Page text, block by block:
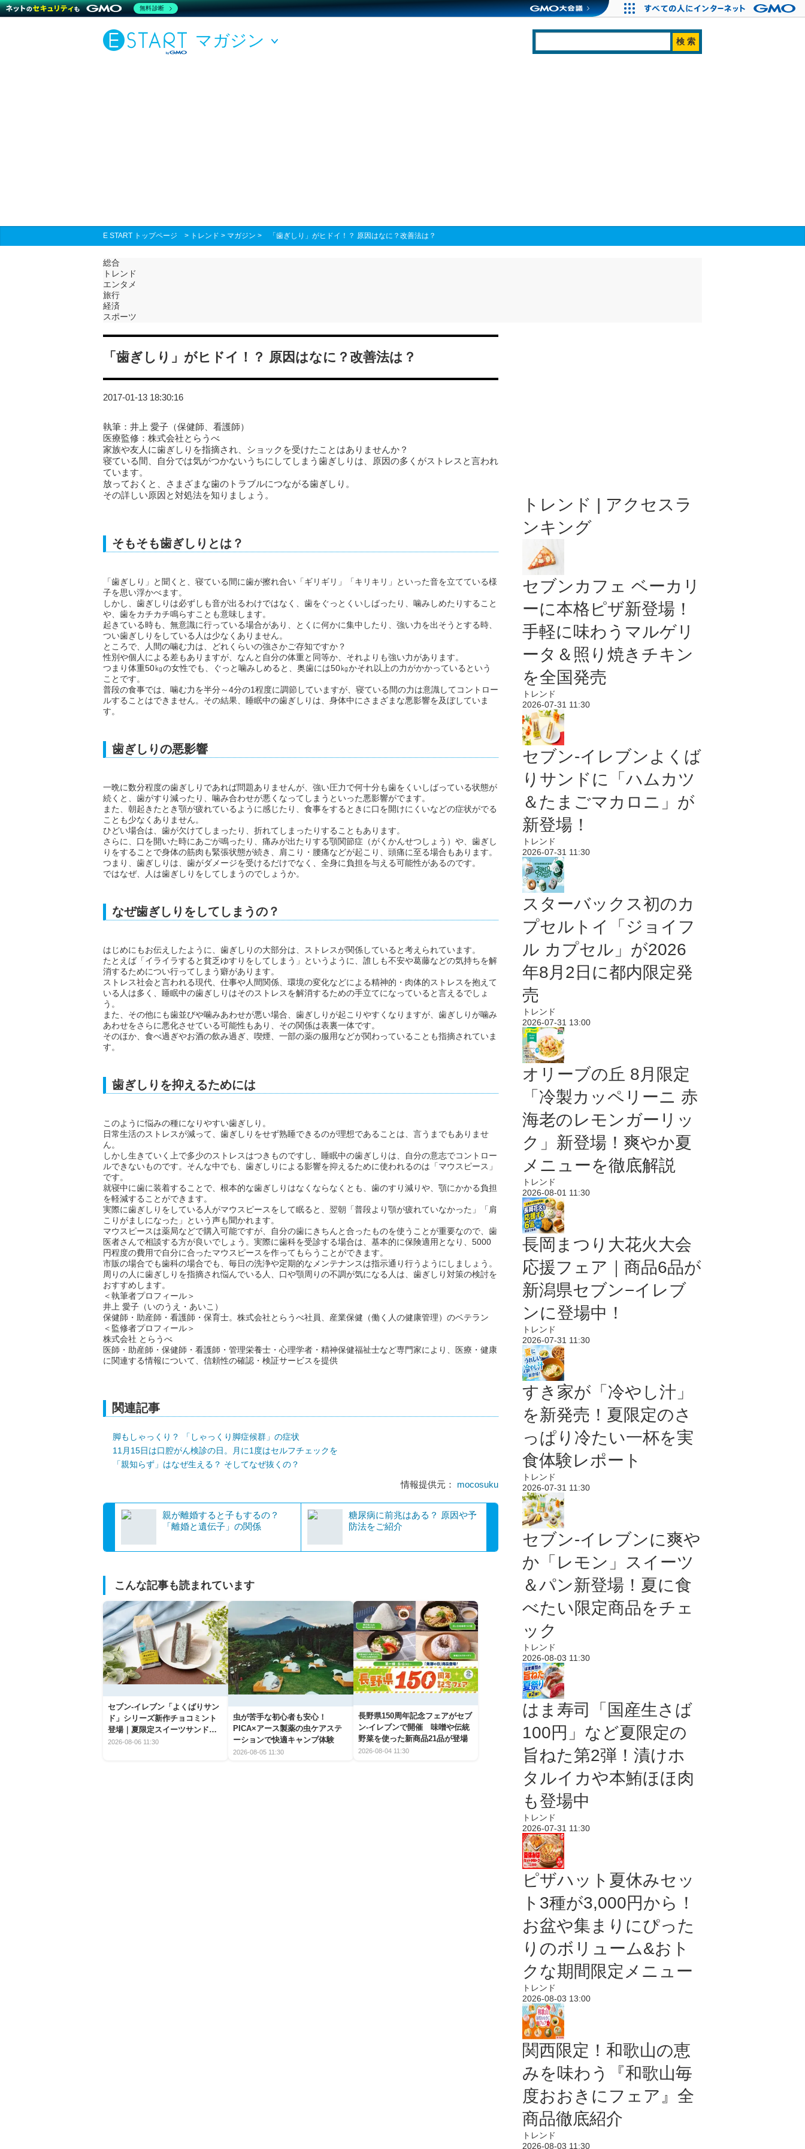
マガジン
E START トップページ > トレンド > マガジン > 「歯ぎしり」がヒドイ！？ 原因はなに？改善法は？
総合
トレンド
エンタメ
旅行
経済
スポーツ
「歯ぎしり」がヒドイ！？ 原因はなに？改善法は？
2017-01-13 18:30:16
執筆：井上 愛子（保健師、看護師）
医療監修：株式会社とらうべ
家族や友人に歯ぎしりを指摘され、ショックを受けたことはありませんか？
寝ている間、自分では気がつかないうちにしてしまう歯ぎしりは、原因の多くがストレスと言われ
ています。
放っておくと、さまざまな歯のトラブルにつながる歯ぎしり。
その詳しい原因と対処法を知りましょう。
そもそも歯ぎしりとは？
「歯ぎしり」と聞くと、寝ている間に歯が擦れ合い「ギリギリ」「キリキリ」といった音を立てている様
子を思い浮かべます。
しかし、歯ぎしりは必ずしも音が出るわけではなく、歯をぐっとくいしばったり、噛みしめたりすること
や、歯をカチカチ鳴らすことも意味します。
起きている時も、無意識に行っている場合があり、とくに何かに集中したり、強い力を出そうとする時、
つい歯ぎしりをしている人は少なくありません。
ところで、人間の噛む力は、どれくらいの強さかご存知ですか？
性別や個人による差もありますが、なんと自分の体重と同等か、それよりも強い力があります。
つまり体重50㎏の女性でも、ぐっと噛みしめると、奥歯には50㎏かそれ以上の力がかかっているという
ことです。
普段の食事では、噛む力を半分～4分の1程度に調節していますが、寝ている間の力は意識してコントロー
ルすることはできません。その結果、睡眠中の歯ぎしりは、身体中にさまざまな悪影響を及ぼしていま
す。
歯ぎしりの悪影響
一晩に数分程度の歯ぎしりであれば問題ありませんが、強い圧力で何十分も歯をくいしばっている状態が
続くと、歯がすり減ったり、噛み合わせが悪くなってしまうといった悪影響がでます。
また、朝起きたとき顎が疲れているように感じたり、食事をするときに口を開けにくいなどの症状がでる
ことも少なくありません。
ひどい場合は、歯が欠けてしまったり、折れてしまったりすることもあります。
さらに、口を開いた時にあごが鳴ったり、痛みが出たりする顎関節症（がくかんせつしょう）や、歯ぎし
りをすることで身体の筋肉も緊張状態が続き、肩こり・腰痛などが起こり、頭痛に至る場合もあります。
つまり、歯ぎしりは、歯がダメージを受けるだけでなく、全身に負担を与える可能性があるのです。
ではなぜ、人は歯ぎしりをしてしまうのでしょうか。
なぜ歯ぎしりをしてしまうの？
はじめにもお伝えしたように、歯ぎしりの大部分は、ストレスが関係していると考えられています。
たとえば「イライラすると貧乏ゆすりをしてしまう」というように、誰しも不安や葛藤などの気持ちを解
消するためについ行ってしまう癖があります。
ストレス社会と言われる現代、仕事や人間関係、環境の変化などによる精神的・肉体的ストレスを抱えて
いる人は多く、睡眠中の歯ぎしりはそのストレスを解消するための手立てになっていると言えるでしょ
う。
また、その他にも歯並びや噛みあわせが悪い場合、歯ぎしりが起こりやすくなりますが、歯ぎしりが噛み
あわせをさらに悪化させている可能性もあり、その関係は表裏一体です。
そのほか、食べ過ぎやお酒の飲み過ぎ、喫煙、一部の薬の服用などが関わっていることも指摘されていま
す。
歯ぎしりを抑えるためには
このように悩みの種になりやすい歯ぎしり。
日常生活のストレスが減って、歯ぎしりをせず熟睡できるのが理想であることは、言うまでもありませ
ん。
しかし生きていく上で多少のストレスはつきものですし、睡眠中の歯ぎしりは、自分の意志でコントロー
ルできないものです。そんな中でも、歯ぎしりによる影響を抑えるために使われるのは「マウスピース」
です。
就寝中に歯に装着することで、根本的な歯ぎしりはなくならなくとも、歯のすり減りや、顎にかかる負担
を軽減することができます。
実際に歯ぎしりをしている人がマウスピースをして眠ると、翌朝「普段より顎が疲れていなかった」「肩
こりがましになった」という声も聞かれます。
マウスピースは薬局などで購入可能ですが、自分の歯にきちんと合ったものを使うことが重要なので、歯
医者さんで相談する方が良いでしょう。実際に歯科を受診する場合は、基本的に保険適用となり、5000
円程度の費用で自分に合ったマウスピースを作ってもらうことができます。
市販の場合でも歯科の場合でも、毎日の洗浄や定期的なメンテナンスは指示通り行うようにしましょう。
周りの人に歯ぎしりを指摘され悩んでいる人、口や顎周りの不調が気になる人は、歯ぎしり対策の検討を
おすすめします。
＜執筆者プロフィール＞
井上 愛子（いのうえ・あいこ）
保健師・助産師・看護師・保育士。株式会社とらうべ社員、産業保健（働く人の健康管理）のベテラン
＜監修者プロフィール＞
株式会社 とらうべ
医師・助産師・保健師・看護師・管理栄養士・心理学者・精神保健福祉士など専門家により、医療・健康
に関連する情報について、信頼性の確認・検証サービスを提供
関連記事
脚もしゃっくり？ 「しゃっくり脚症候群」の症状
11月15日は口腔がん検診の日。月に1度はセルフチェックを
「親知らず」はなぜ生える？ そしてなぜ抜くの？
情報提供元： mocosuku
親が離婚すると子もするの？
「離婚と遺伝子」の関係
糖尿病に前兆はある？ 原因や予
防法をご紹介
こんな記事も読まれています
セブン‐イレブン「よくばりサン
ド」シリーズ新作チョコミント
登場｜夏限定スイーツサンドの
爽快な魅力
2026-08-06 11:30
虫が苦手な初心者も安心！
PICA×アース製薬の虫ケアステ
ーションで快適キャンプ体験
2026-08-05 11:30
長野県150周年記念フェアがセブ
ン-イレブンで開催 味噌や伝統
野菜を使った新商品21品が登場
2026-08-04 11:30
トレンド | アクセスラ
ンキング
セブンカフェ ベーカリ
ーに本格ピザ新登場！
手軽に味わうマルゲリ
ータ＆照り焼きチキン
を全国発売
トレンド
2026-07-31 11:30
セブン‐イレブンよくば
りサンドに「ハムカツ
＆たまごマカロニ」が
新登場！
トレンド
2026-07-31 11:30
スターバックス初のカ
プセルトイ「ジョイフ
ル カプセル」が2026
年8月2日に都内限定発
売
トレンド
2026-07-31 13:00
オリーブの丘 8月限定
「冷製カッペリーニ 赤
海老のレモンガーリッ
ク」新登場！爽やか夏
メニューを徹底解説
トレンド
2026-08-01 11:30
長岡まつり大花火大会
応援フェア｜商品6品が
新潟県セブン−イレブ
ンに登場中！
トレンド
2026-07-31 11:30
すき家が「冷やし汁」
を新発売！夏限定のさ
っぱり冷たい一杯を実
食体験レポート
トレンド
2026-07-31 11:30
セブン‐イレブンに爽や
か「レモン」スイーツ
＆パン新登場！夏に食
べたい限定商品をチェ
ック
トレンド
2026-08-03 11:30
はま寿司「国産生さば
100円」など夏限定の
旨ねた第2弾！漬けホ
タルイカや本鮪ほほ肉
も登場中
トレンド
2026-07-31 11:30
ピザハット夏休みセッ
ト3種が3,000円から！
お盆や集まりにぴった
りのボリューム&おト
クな期間限定メニュー
トレンド
2026-08-03 13:00
関西限定！和歌山の恵
みを味わう『和歌山毎
度おおきにフェア』全
商品徹底紹介
トレンド
2026-08-03 11:30
無料診断